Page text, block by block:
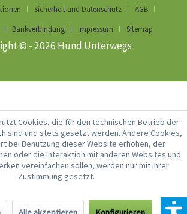
Sicherheit und Datenschutz
AGB
Bankverbindung Impressum Sitemap
© - 2026 Hund Unterwegs
Cookies, die für den technischen Betrieb der
sind und stets gesetzt werden. Andere Cookies,
bei Benutzung dieser Website erhöhen, der
oder die Interaktion mit anderen Websites und
vereinfachen sollen, werden nur mit Ihrer
Zustimmung gesetzt.